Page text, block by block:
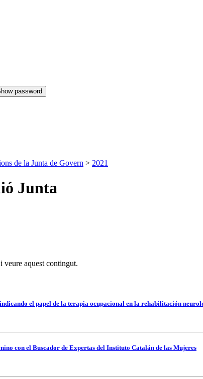
de la Junta de Govern > 2021
Junta
veure aquest contingut.
el papel de la terapia ocupacional en la rehabilitación
con el Buscador de Expertas del Instituto Catalán de las Mujeres